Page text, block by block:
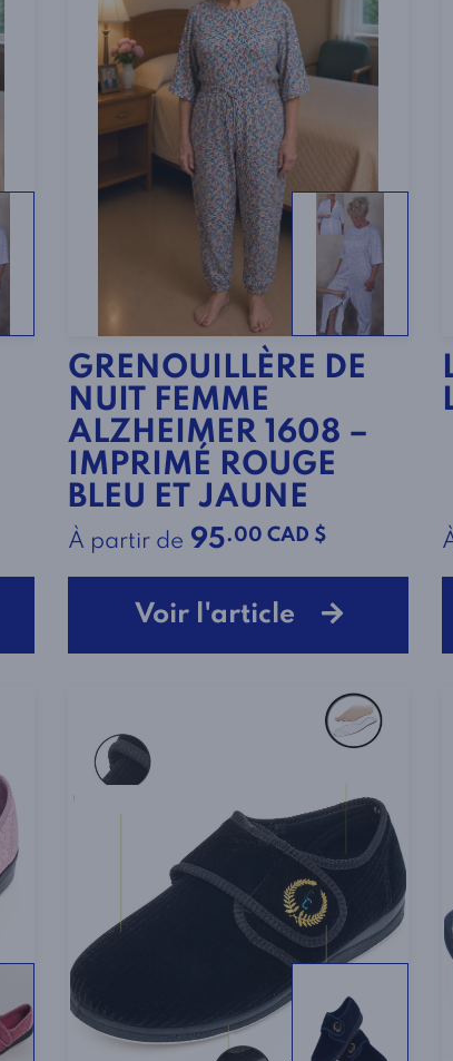
GRENOUILLÈRE DE
NUIT FEMME
ALZHEIMER 1608 –
IMPRIMÉ ROUGE
BLEU ET JAUNE
À partir de 95.00 CAD $
Voir l'article